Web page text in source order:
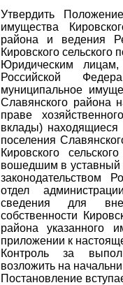
Утвердить
имущества
района и ведения
Кировского
Юридическим лицам,
Российской
муниципальное
Славянского района
праве
вклады) находящиеся
поселения
Кировского
вошедшим в уставный
законодательством
отдел
сведения для
собственности
района указанного
приложении к
Контроль за
возложить на
Постановление